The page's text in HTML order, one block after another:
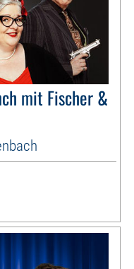
mit Fischer &